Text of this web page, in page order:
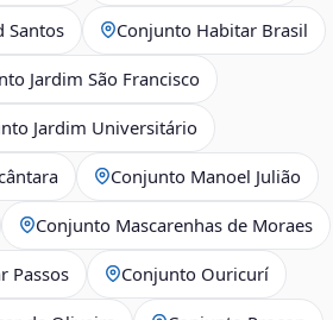
Santos Conjunto Habitar Brasil
Jardim São Francisco
Jardim Universitário
Conjunto Manoel Julião
Conjunto Mascarenhas de Moraes
Passos Conjunto Ouricurí